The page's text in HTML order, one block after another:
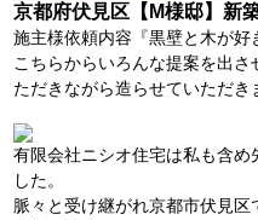
京都府伏見区【M様邸】新
施主様依頼内容『黒壁と木が好
こちらからいろんな提案を出
ただきながら造らせていただき
有限会社ニシオ住宅は私も含め
した。
脈々と受け継がれ京都市伏見